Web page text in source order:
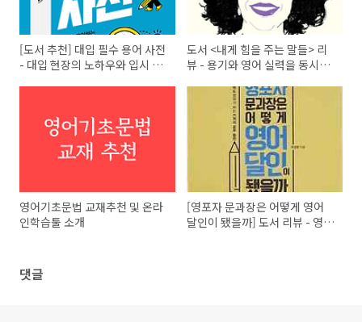
[도서 추천] 대입 필수 용어 사전
- 대입 현장의 노하우와 입시 전
도서 <내게 힘을 주는 말들> 리
뷰 - 용기와 영어 실력을 동시에
영어기초문법 교재추천 및 온라
인학습툴 소개
[영포자 문과장은 어떻게 영어
달인이 됐을까] 도서 리뷰 - 영어
댓글